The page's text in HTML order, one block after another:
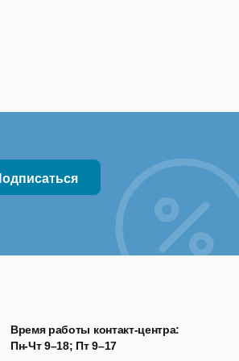
Время работы контакт-центра:
Пн-Чт 9–18; Пт 9–17